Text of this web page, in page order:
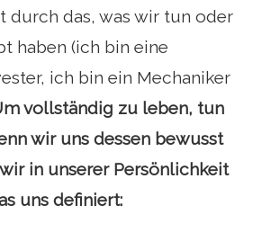
durch das, was wir tun oder
haben (ich bin eine
ich bin ein Mechaniker
vollständig zu leben, tun
wir uns dessen bewusst
in unserer Persönlichkeit
uns definiert: